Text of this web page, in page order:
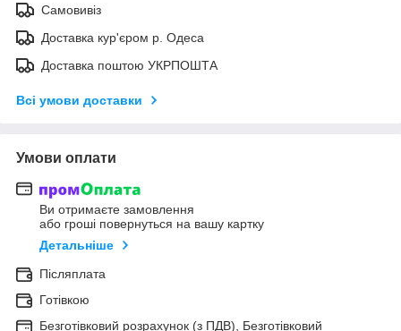
Самовивіз
Доставка кур'єром р. Одеса
Доставка поштою УКРПОШТА
Всі умови доставки
Умови оплати
Ви отримаєте замовлення
або гроші повернуться на вашу картку
Детальніше
Післяплата
Готівкою
Безготівковий розрахунок (з ПДВ), Безготівковий